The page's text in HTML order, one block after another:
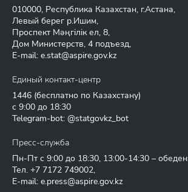
010000, Республика Казахстан, г.Астана,
Левый берег р.Ишим,
Проспект Мәңгілік ел, 8,
Дом Министерств, 4 подъезд,
E-mail: e.stat@aspire.gov.kz
Единый контакт-центр
1446 (бесплатно по Казахстану)
с 9:00 до 18:30
Telegram-bot: @statgovkz_bot
Пресс-служба
Пн-Пт с 9:00 до 18:30, 13:00-14:30 –
Тел. +7 7172 749002,
E-mail: e.press@aspire.gov.kz